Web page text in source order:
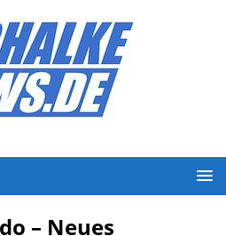
– Neues